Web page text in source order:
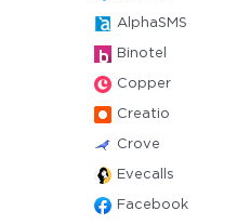
AlphaSMS
Binotel
Copper
Creatio
Crove
Evecalls
Facebook